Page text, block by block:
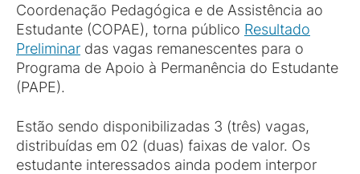
Coordenação Pedagógica e de Assistência ao
Estudante (COPAE), torna público Resultado
Preliminar das vagas remanescentes para o
Programa de Apoio à Permanência do Estudante
(PAPE).
Estão sendo disponibilizadas 3 (três) vagas,
distribuídas em 02 (duas) faixas de valor. Os
estudante interessados ainda podem interpor